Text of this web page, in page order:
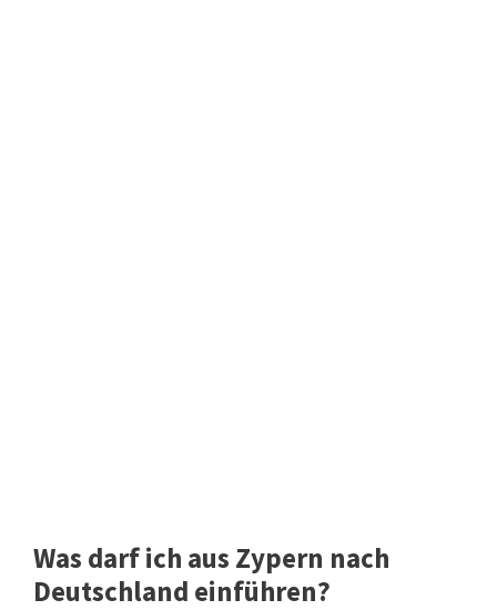
Was darf ich aus Zypern nach
Deutschland einführen?